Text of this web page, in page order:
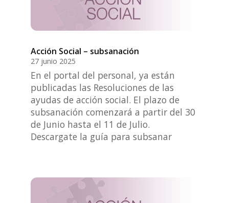
Acción Social – subsanación
27 junio 2025
En el portal del personal, ya están
publicadas las Resoluciones de las
ayudas de acción social. El plazo de
subsanación comenzará a partir del 30
de Junio hasta el 11 de Julio.
Descargate la guía para subsanar